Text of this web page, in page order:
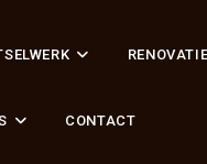
CONTACT